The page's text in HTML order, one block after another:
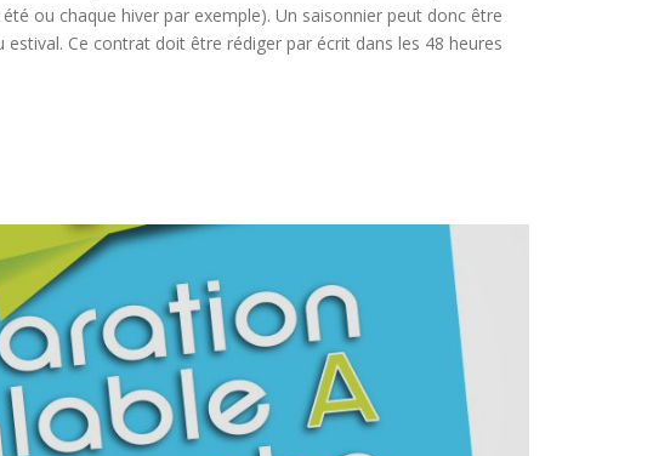
ou chaque hiver par exemple). Un saisonnier peut donc être
Ce contrat doit être rédiger par écrit dans les 48 heures